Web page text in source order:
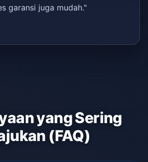
garansi juga mudah."
yang Sering
(FAQ)